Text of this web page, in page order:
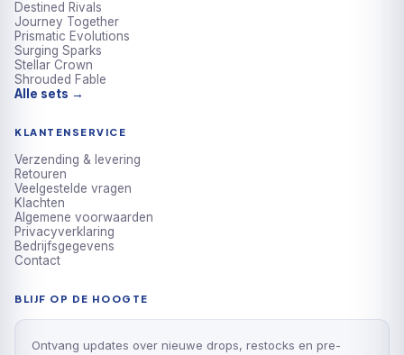
Destined Rivals
Journey Together
Prismatic Evolutions
Surging Sparks
Stellar Crown
Shrouded Fable
Alle sets →
KLANTENSERVICE
Verzending & levering
Retouren
Veelgestelde vragen
Klachten
Algemene voorwaarden
Privacyverklaring
Bedrijfsgegevens
Contact
BLIJF OP DE HOOGTE
Ontvang updates over nieuwe drops, restocks en pre-